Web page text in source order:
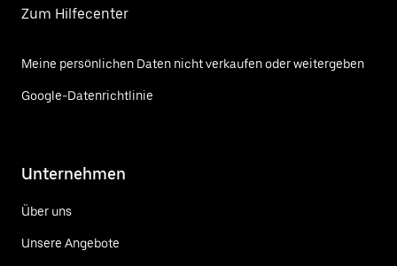
Zum Hilfecenter
Meine persönlichen Daten nicht verkaufen oder weitergeben
Google-Datenrichtlinie
Unternehmen
Über uns
Unsere Angebote